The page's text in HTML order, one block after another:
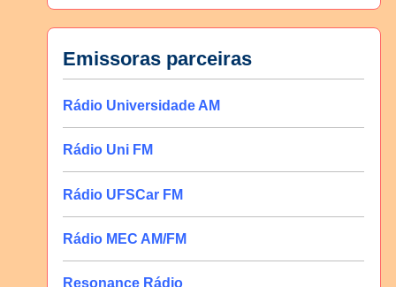
Emissoras parceiras
Rádio Universidade AM
Rádio Uni FM
Rádio UFSCar FM
Rádio MEC AM/FM
Resonance Rádio